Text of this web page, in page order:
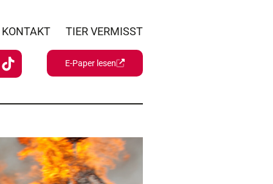
KONTAKT TIER VERMISST
E-Paper lesen